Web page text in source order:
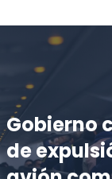
Gobierno
de